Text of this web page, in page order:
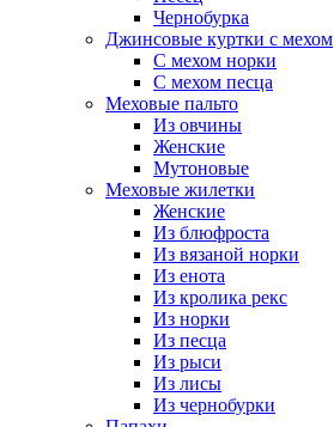
Чернобурка
Джинсовые куртки с мехом
С мехом норки
С мехом песца
Меховые пальто
Из овчины
Женские
Мутоновые
Меховые жилетки
Женские
Из блюфроста
Из вязаной норки
Из енота
Из кролика рекс
Из норки
Из песца
Из рыси
Из лисы
Из чернобурки